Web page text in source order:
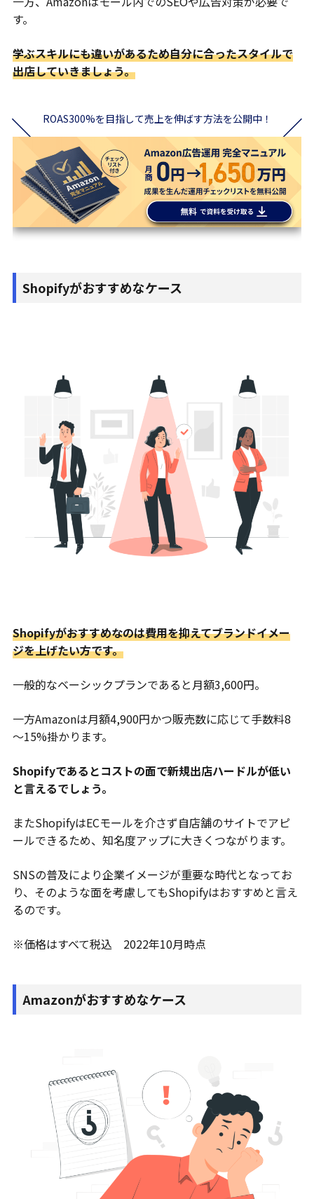
す。
学ぶスキルにも違いがあるため自分に合ったスタイルで
出店していきましょう。
ROAS300%を目指して売上を伸ばす方法を公開中！
Shopifyがおすすめなケース
Shopifyがおすすめなのは費用を抑えてブランドイメー
ジを上げたい方です。
一般的なベーシックプランであると月額3,600円。
一方Amazonは月額4,900円かつ販売数に応じて手数料8
～15%掛かります。
Shopifyであるとコストの面で新規出店ハードルが低い
と言えるでしょう。
またShopifyはECモールを介さず自店舗のサイトでアピ
ールできるため、知名度アップに大きくつながります。
SNSの普及により企業イメージが重要な時代となってお
り、そのような面を考慮してもShopifyはおすすめと言え
るのです。
※価格はすべて税込 2022年10月時点
Amazonがおすすめなケース